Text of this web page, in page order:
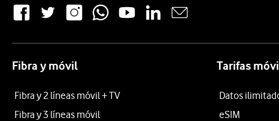
Fibra y móvil
Fibra y 2 líneas móvil + TV
Fibra y 3 líneas móvil
Tarifas
Datos
eSIM